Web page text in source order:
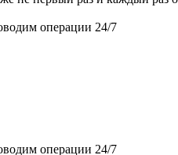
операции 24/7
операции 24/7